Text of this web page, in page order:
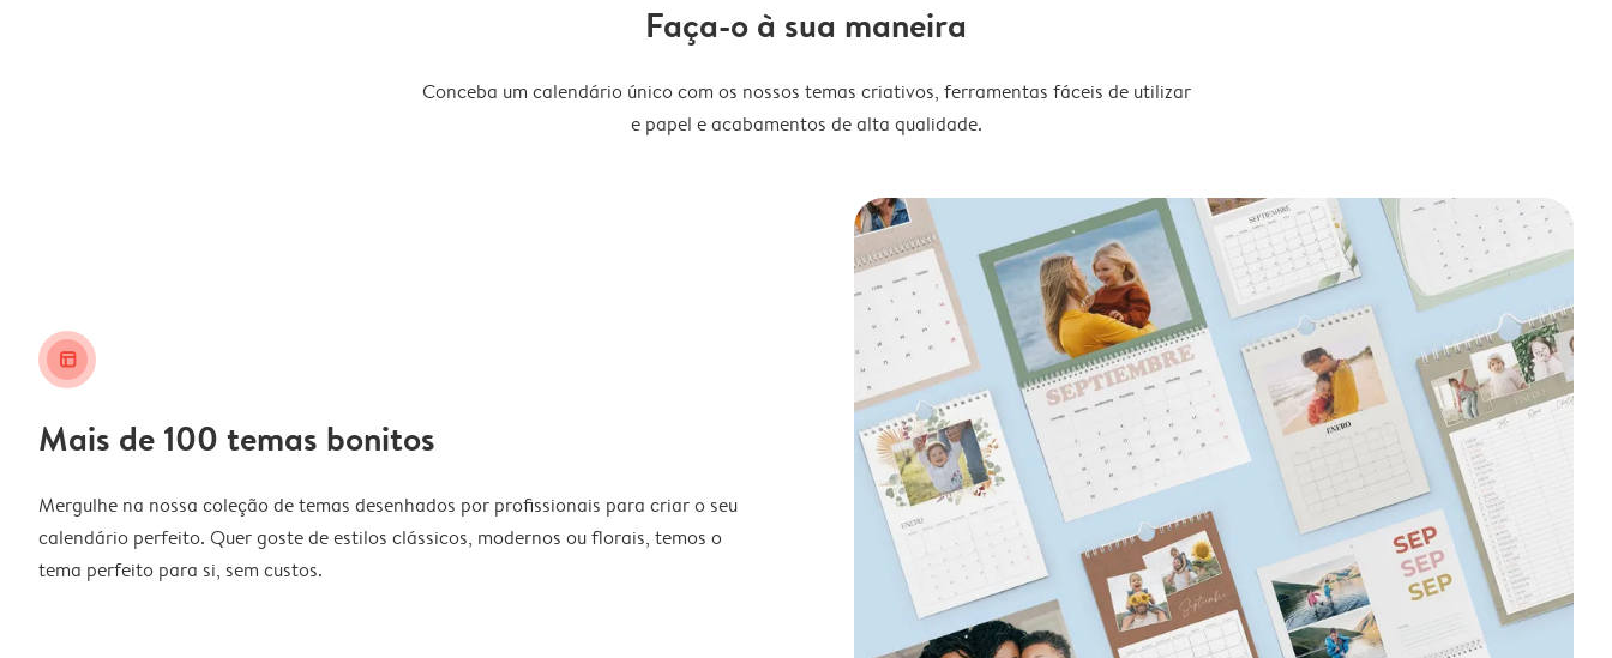
Faça-o à sua maneira
Conceba um calendário único com os nossos temas criativos, ferramentas fáceis de utilizar
e papel e acabamentos de alta qualidade.
layout_alt
Mais de 100 temas bonitos
Mergulhe na nossa coleção de temas desenhados por profissionais para criar o seu
calendário perfeito. Quer goste de estilos clássicos, modernos ou florais, temos o
tema perfeito para si, sem custos.